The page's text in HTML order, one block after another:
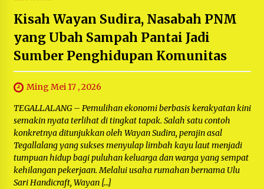
Kisah Wayan Sudira, Nasabah PNM
yang Ubah Sampah Pantai Jadi
Sumber Penghidupan Komunitas
Ming Mei 17 , 2026
TEGALLALANG – Pemulihan ekonomi berbasis kerakyatan kini
semakin nyata terlihat di tingkat tapak. Salah satu contoh
konkretnya ditunjukkan oleh Wayan Sudira, perajin asal
Tegallalang yang sukses menyulap limbah kayu laut menjadi
tumpuan hidup bagi puluhan keluarga dan warga yang sempat
kehilangan pekerjaan. Melalui usaha rumahan bernama Ulu
Sari Handicraft, Wayan […]